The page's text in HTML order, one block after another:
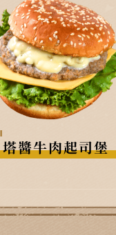
塔醬牛肉起司堡